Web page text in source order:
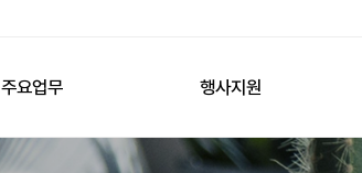
주요업무 행사지원